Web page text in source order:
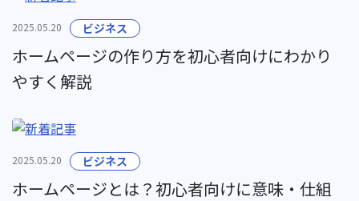
2025.05.20 ビジネス
ホームページの作り方を初心者向けにわかり
やすく解説
2025.05.20 ビジネス
ホームページとは？初心者向けに意味・仕組